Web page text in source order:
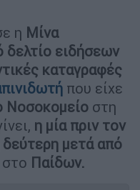
η Μίνα
δελτίο ειδήσεων
καταγραφές
που είχε
Νοσοκομείο στη
η μία πριν τον
δεύτερη μετά από
Παίδων.